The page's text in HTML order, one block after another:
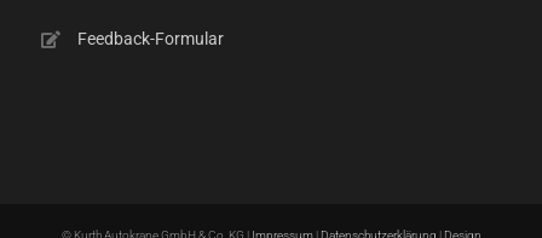
Feedback-Formular
© Kurth Autokrane GmbH & Co. KG | Impressum| Datenschutzerklärung | Design